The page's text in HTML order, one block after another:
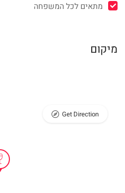
מתאים לכל המשפחה
מיקום
Get Direction